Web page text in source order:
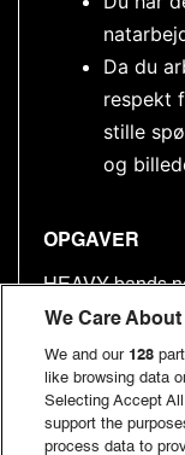
Da du
respekt
stille
og
OPGAVER
HEAVY bands
På dette hold
som
scene. Du
up mellem
We Care
We and our 128
like browsing data
Selecting Accept
support the
process data to